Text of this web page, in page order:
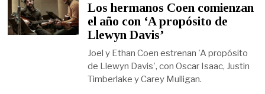
Los hermanos Coen comienzan
el año con ‘A propósito de
Llewyn Davis’
Joel y Ethan Coen estrenan 'A propósito
de Llewyn Davis', con Oscar Isaac, Justin
Timberlake y Carey Mulligan.